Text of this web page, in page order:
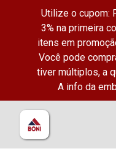
Utilize o cupom:
3% na primeira
itens em
Você pode
tiver múltiplos, a
A info da